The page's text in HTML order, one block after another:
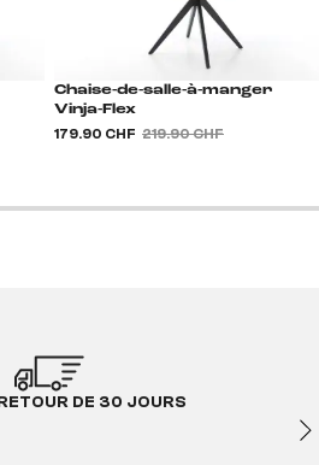
Chaise-de-salle-à-manger
Vinja-Flex
179.90 CHF 219.90 CHF
DE 30 JOURS